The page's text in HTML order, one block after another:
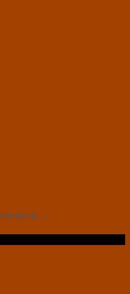
tiltrukket[…]